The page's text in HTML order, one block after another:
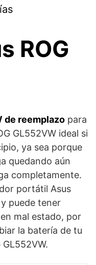
ROG
de reemplazo para
GL552VW ideal si
ya sea porque
quedando aún
completamente.
portátil Asus
puede tener
mal estado, por
la batería de tu